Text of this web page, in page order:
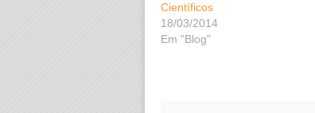
Científicos
18/03/2014
Em "Blog"